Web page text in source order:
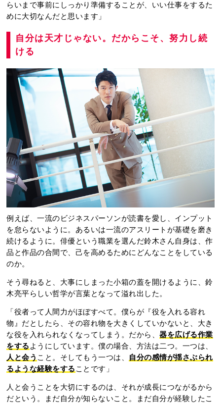
らいまで事前にしっかり準備することが、いい仕事をするた
めに大切なんだと思います」
自分は天才じゃない。だからこそ、努力し続
ける
例えば、一流のビジネスパーソンが読書を愛し、インプット
を怠らないように。あるいは一流のアスリートが基礎を磨き
続けるように。俳優という職業を選んだ鈴木さん自身は、作
品と作品の合間で、己を高めるためにどんなことをしている
のか。
そう尋ねると、大事にしまった小箱の蓋を開けるように、鈴
木亮平らしい哲学が言葉となって溢れ出した。
「役者って人間力がほぼすべて。僕らが『役を入れる容れ
物』だとしたら、その容れ物を大きくしていかないと、大き
な役を入れられなくなってしまう。だから、 器を広げる作業
をする ようにしています。僕の場合、方法は二つ。一つは、
人と会う こと。そしてもう一つは、
自分の感情が揺さぶられ
るような経験をする ことです」
人と会うことを大切にするのは、それが成長につながるから
だという。まだ自分が知らないこと。まだ自分が経験したこ